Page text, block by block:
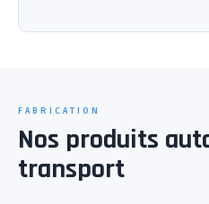
FABRICATION
Nos produits
transport